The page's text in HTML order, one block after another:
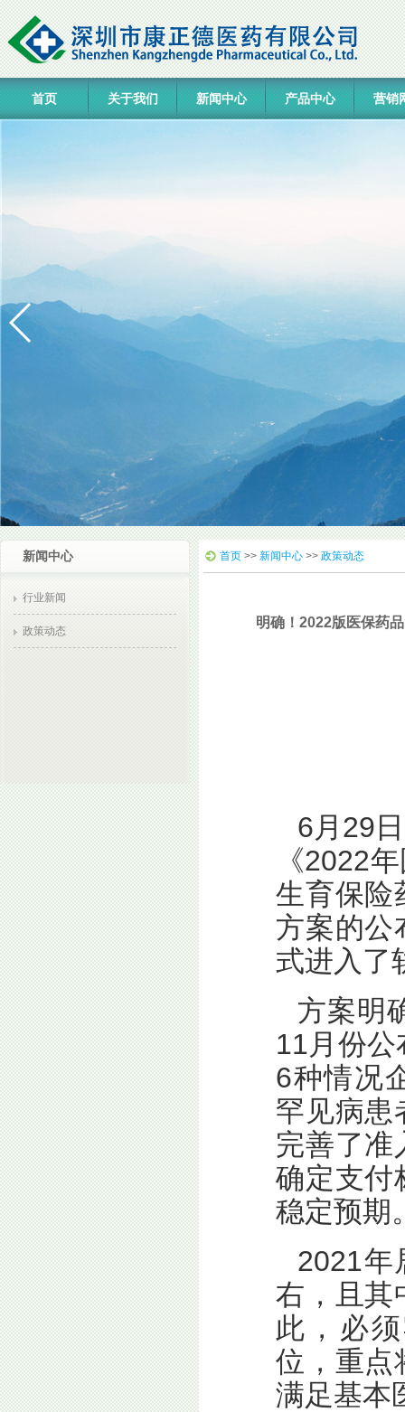
首页 关于我们 新闻中心 产品中心 营销
新闻中心
行业新闻
政策动态
首页 >> 新闻中心 >> 政策动态
明确！2022版医保药
6月29
《2022
生育保险
方案的公
式进入了
方案明
11月份
6种情况
罕见病患
完善了准
确定支付
稳定预期
2021年
右，且其
此，必
位，重点
满足基本